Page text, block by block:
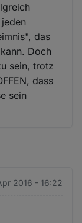
das
Doch
sein, trotz
dass
sein
2016 - 16:22